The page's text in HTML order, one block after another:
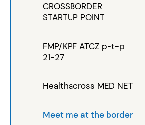
CROSSBORDER
STARTUP POINT
FMP/KPF ATCZ p-t-p
21-27
Healthacross MED NET
Meet me at the border